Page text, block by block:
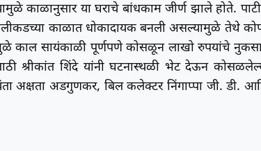
काळानुसार या घराचे बांधकाम जीर्ण झाले होते.
काळात धोकादायक बनली असल्यामुळे तेथे
काल सायंकाळी पूर्णपणे कोसळून लाखो रुपयांचे
श्रीकांत शिंदे यांनी घटनास्थळी भेट देऊन
अक्षता अडगुणकर, बिल कलेक्टर निंगाप्पा जी. डी.